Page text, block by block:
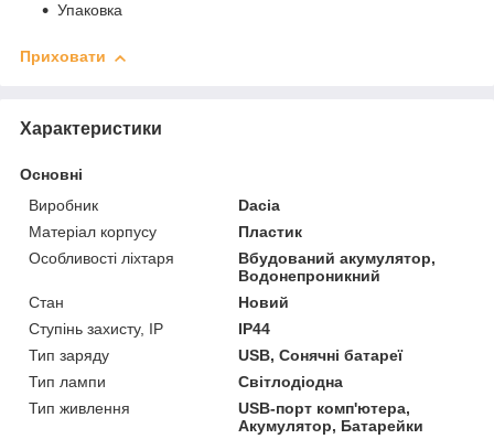
Упаковка
Приховати
Характеристики
Основні
Виробник
Dacia
Матеріал корпусу
Пластик
Особливості ліхтаря
Вбудований акумулятор,
Водонепроникний
Стан
Новий
Ступінь захисту, IP
IP44
Тип заряду
USB, Сонячні батареї
Тип лампи
Світлодіодна
Тип живлення
USB-порт комп'ютера,
Акумулятор, Батарейки